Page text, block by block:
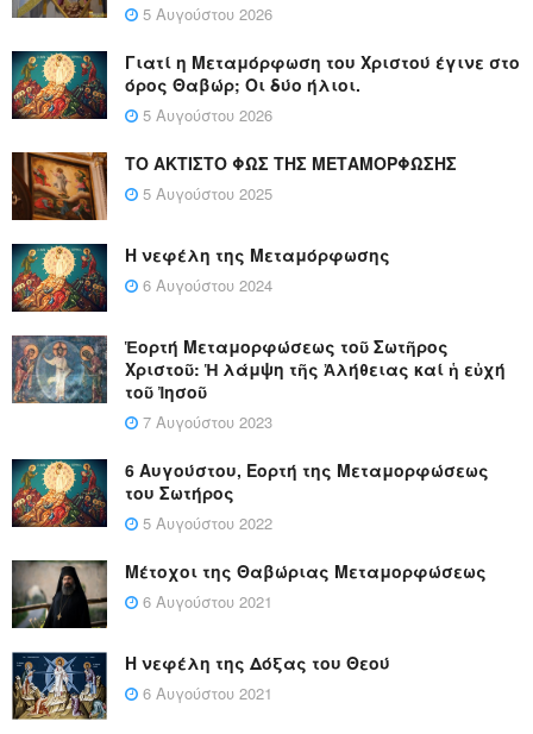
5 Αυγούστου 2026
Γιατί η Μεταμόρφωση του Χριστού έγινε στο
όρος Θαβώρ; Οι δύο ήλιοι.
5 Αυγούστου 2026
ΤΟ ΑΚΤΙΣΤΟ ΦΩΣ ΤΗΣ ΜΕΤΑΜΟΡΦΩΣΗΣ
5 Αυγούστου 2025
Η νεφέλη της Μεταμόρφωσης
6 Αυγούστου 2024
Ἑορτή Μεταμορφώσεως τοῦ Σωτῆρος
Χριστοῦ: Ἡ λάμψη τῆς Ἀλήθειας καί ἡ εὐχή
τοῦ Ἰησοῦ
7 Αυγούστου 2023
6 Αυγούστου, Εορτή της Μεταμορφώσεως
του Σωτήρος
5 Αυγούστου 2022
Μέτοχοι της Θαβώριας Μεταμορφώσεως
6 Αυγούστου 2021
Η νεφέλη της Δόξας του Θεού
6 Αυγούστου 2021